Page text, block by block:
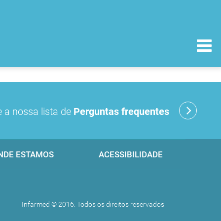
a nossa lista de Perguntas frequentes
ESTAMOS ACESSIBILIDADE
Infarmed © 2016. Todos os direitos reservados